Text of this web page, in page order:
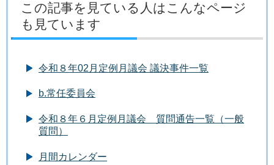
この記事を見ている人はこんなページ
も見ています
令和８年02月定例月議会 議決事件一覧
b.常任委員会
令和８年６月定例月議会 質問通告一覧（一般
質問）
月間カレンダー